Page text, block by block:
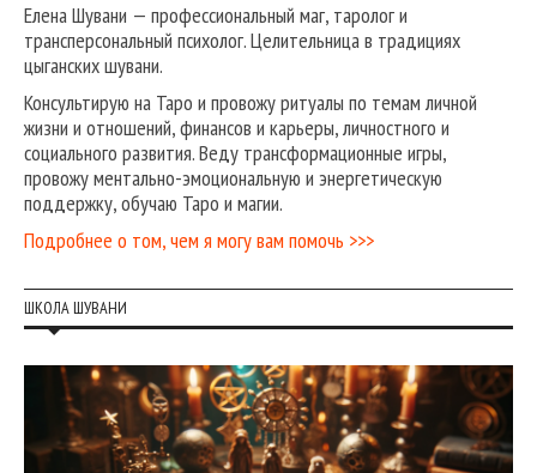
Елена Шувани — профессиональный маг, таролог и
трансперсональный психолог. Целительница в традициях
цыганских шувани.
Консультирую на Таро и провожу ритуалы по темам личной
жизни и отношений, финансов и карьеры, личностного и
социального развития. Веду трансформационные игры,
провожу ментально-эмоциональную и энергетическую
поддержку, обучаю Таро и магии.
Подробнее о том, чем я могу вам помочь >>>
ШКОЛА ШУВАНИ